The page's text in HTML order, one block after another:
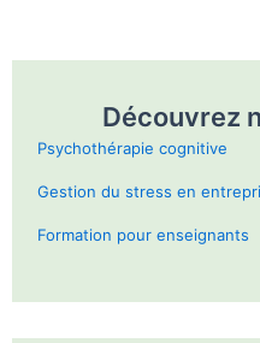
Découvrez
Psychothérapie cognitive
Gestion du stress en
Formation pour enseignants